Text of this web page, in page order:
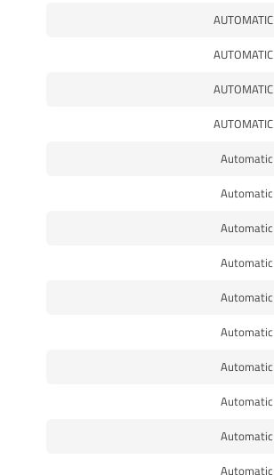
AUTOMATIC
AUTOMATIC
AUTOMATIC
AUTOMATIC
Automatic
Automatic
Automatic
Automatic
Automatic
Automatic
Automatic
Automatic
Automatic
Automatic